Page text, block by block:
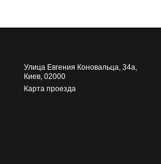
Улица Евгения Коновальца, 34а,
Киев, 02000
Карта проезда